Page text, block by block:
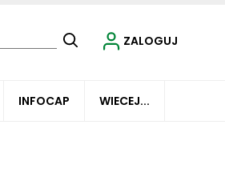
INFOCAP WIECEJ...
ZALOGUJ